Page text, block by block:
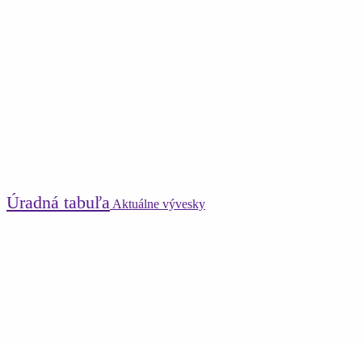
Úradná tabuľa Aktuálne vývesky